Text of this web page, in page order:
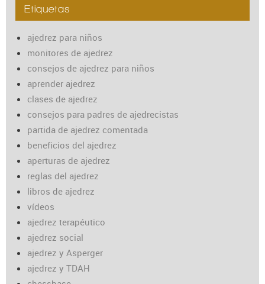
Etiquetas
ajedrez para niños
monitores de ajedrez
consejos de ajedrez para niños
aprender ajedrez
clases de ajedrez
consejos para padres de ajedrecistas
partida de ajedrez comentada
beneficios del ajedrez
aperturas de ajedrez
reglas del ajedrez
libros de ajedrez
vídeos
ajedrez terapéutico
ajedrez social
ajedrez y Asperger
ajedrez y TDAH